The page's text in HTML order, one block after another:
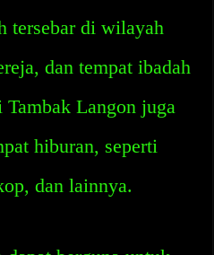
tersebar di wilayah
dan tempat ibadah
Langon juga
hiburan, seperti
dan lainnya.